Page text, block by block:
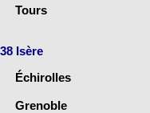
Tours
38 Isère
Échirolles
Grenoble